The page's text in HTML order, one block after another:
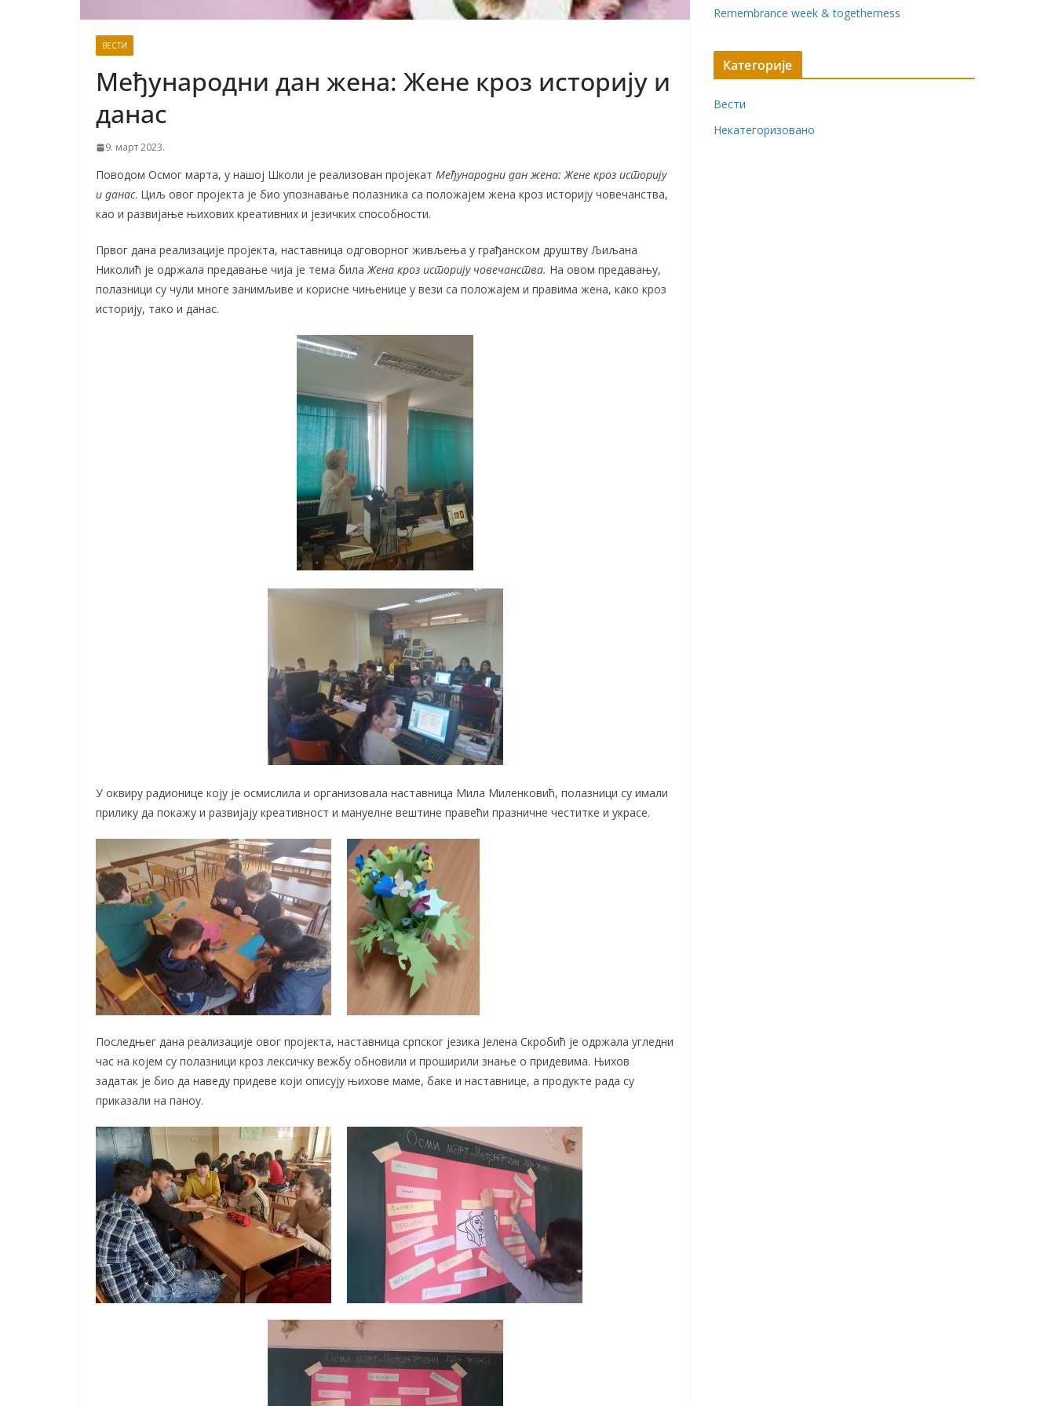
ВЕСТИ
Међународни дан жена: Жене кроз историју и
данас
9. март 2023.
Поводом Осмог марта, у нашој Школи је реализован пројекат Међународни дан жена: Жене кроз историју
и данас. Циљ овог пројекта је био упознавање полазника са положајем жена кроз историју човечанства,
као и развијање њихових креативних и језичких способности.
Првог дана реализације пројекта, наставница одговорног живљења у грађанском друштву Љиљана
Николић је одржала предавање чија је тема билаЖена кроз историју човечанства. На овом предавању,
полазници су чули многе занимљиве и корисне чињенице у вези са положајем и правима жена, како кроз
историју, тако и данас.
У оквиру радионице коју је осмислила и организовала наставница Мила Миленковић, полазници су имали
прилику да покажу и развијају креативност и мануелне вештине правећи празничне честитке и украсе.
Последњег дана реализације овог пројекта, наставница српског језика Јелена Скробић је одржала угледни
час на којем су полазници кроз лексичку вежбу обновили и проширили знање о придевима. Њихов
задатак је био да наведу придеве који описују њихове маме, баке и наставнице, а продукте рада су
приказали на паноу.
Remembrance week & togetherness
Категорије
Вести
Некатегоризовано